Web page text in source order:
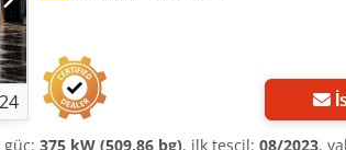
24
güç: 375 kW (509,86 bg), ilk tescil: 08/2023,